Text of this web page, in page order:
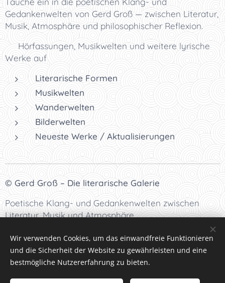
Gedankenwelten von Gerd Groß — zwischen Literatur,
Musik, Atmosphäre und philosophischer Reflexion.
👉 Hörfassungen, Musikwelten und weitere lyrische
Werke auf
Literarische Formen
Musikwelten
Wanderwelten
Bilderwelten
Neueste Werke / Aktualisierungen
© Gerd Groß – Die literarische Galerie
Poetische Klang- und Gedankenwelten zwischen
Literatur, Musik und Atmosphäre.
Wir verwenden Cookies, um das einwandfreie Funktionieren
und die Sicherheit der Website zu gewährleisten und eine
bestmögliche Nutzererfahrung zu bieten.